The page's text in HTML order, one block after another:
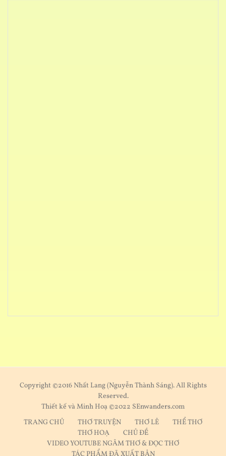
Copyright ©2016 Nhất Lang (Nguyễn Thành Sáng). All Rights
Reserved.
Thiết kế và Minh Hoạ ©2022 SEnwanders.com
TRANG CHỦ
THƠ TRUYỆN THƠ LẺ
THỂ THƠ
THƠ HOẠ
CHỦ ĐỀ
VIDEO YOUTUBE NGÂM THƠ & ĐỌC THƠ